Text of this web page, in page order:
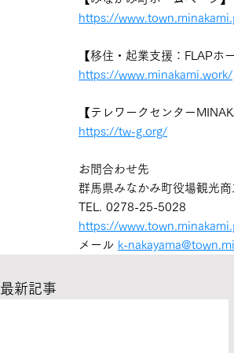
https://
【移住・起業支援：FLAPホ
https://www.minakami.work/
【テレワークセンター
https://tw-g.org/
お問合わせ先
群馬県みなかみ町役場観光
TEL. 0278-25-5028
https://
メール k-
最新記事